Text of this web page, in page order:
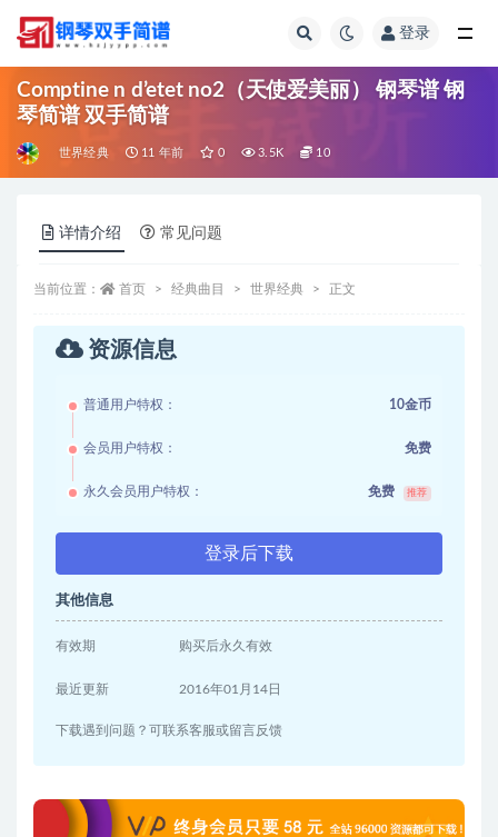
登录
Comptine n d’etet no2（天使爱美丽） 钢琴谱 钢
琴简谱 双手简谱
世界经典 11 年前 0 3.5K 10
详情介绍 常见问题
当前位置： 首页 经典曲目 世界经典 正文
资源信息
普通用户特权： 10金币
会员用户特权： 免费
永久会员用户特权： 免费 推荐
登录后下载
其他信息
有效期 购买后永久有效
最近更新 2016年01月14日
下载遇到问题？可联系客服或留言反馈